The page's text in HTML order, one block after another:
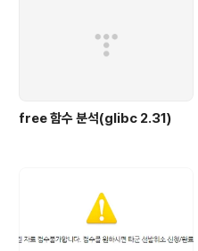
free 함수 분석(glibc 2.31)